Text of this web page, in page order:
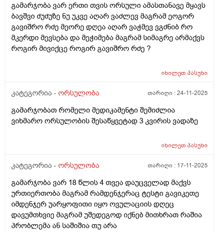
გამარჯობა ვარ ერთი თვის ორსული ამასთანავე მყავს
ბავშვი ძუძუზე ნუ უკვე აღარ ვაძლევ მაგრამ ეოგორ
გავიშრო რძე მეორე დღეა აღარ ვაჭმევ ვგძნიბ რო
მკერდი მევსება და მეჭიმება მაგრამ სიმაგრე არმაქვს
როგირ მივიქცე როგირ გავიშრო რძე ?
იხილეთპასუხი
კატეგორია - ორსულობა თარიღი :24-11-2025
გამარჯობათ რომელი მედიკამენტი შემიძლია
ვიხმარო ორსულობის შესაწყვეტად 3 კვირის ვადაზე
იხილეთპასუხი
კატეგორია - ორსულობა თარიღი : 17-11-2025
გამარჯობა ვარ 18 წლის 4 თვეა დაუცველად მაქვს
ურთიერთობა მაგრამ რამდენჯერაც ტესტი გავიკეთე
იმდენჯერ უარყოფითი იყო ოვულაციის დღეც
დავუმთხვიე მაგრამ უშედეგოდ იქნებ მითხრათ რაშია
პრობლემა ან საშიშია თუ არა